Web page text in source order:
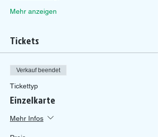
Mehr anzeigen
Tickets
Verkauf beendet
Tickettyp
Einzelkarte
Mehr Infos